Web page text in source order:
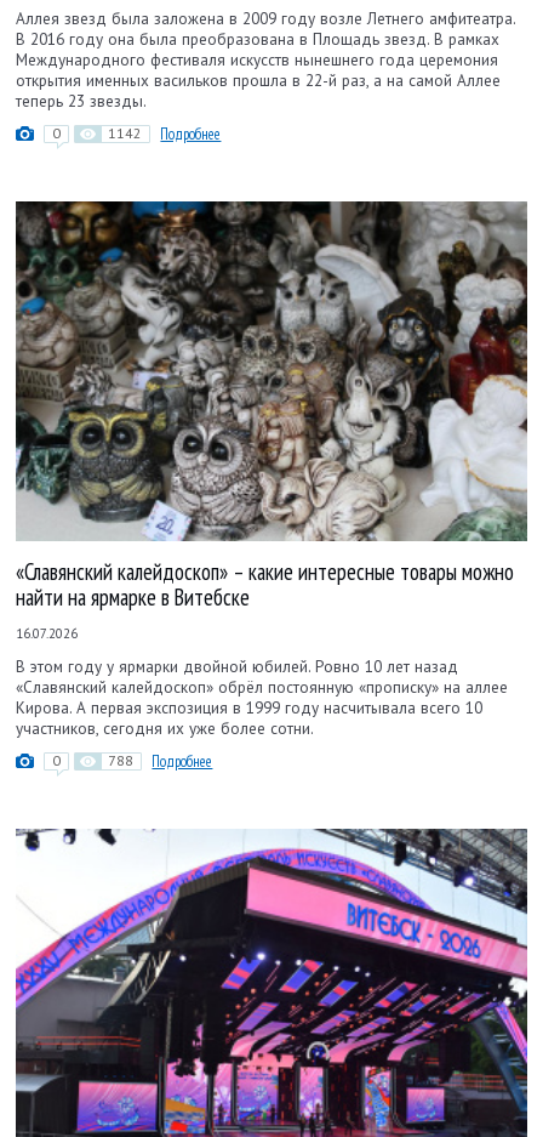
Аллея звезд была заложена в 2009 году возле Летнего амфитеатра.
В 2016 году она была преобразована в Площадь звезд. В рамках
Международного фестиваля искусств нынешнего года церемония
открытия именных васильков прошла в 22-й раз, а на самой Аллее
теперь 23 звезды.
0 1142 Подробнее
«Славянский калейдоскоп» – какие интересные товары можно
найти на ярмарке в Витебске
16.07.2026
В этом году у ярмарки двойной юбилей. Ровно 10 лет назад
«Славянский калейдоскоп» обрёл постоянную «прописку» на аллее
Кирова. А первая экспозиция в 1999 году насчитывала всего 10
участников, сегодня их уже более сотни.
0 788 Подробнее